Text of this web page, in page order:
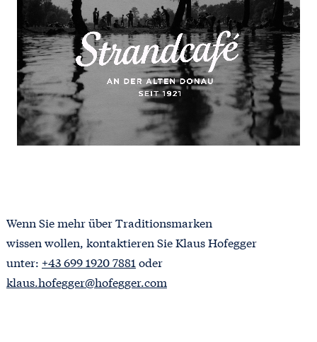
Wenn Sie mehr über Traditionsmarken
wissen wollen, kontaktieren Sie Klaus Hofegger
unter: +43 699 1920 7881 oder
klaus.hofegger@hofegger.com